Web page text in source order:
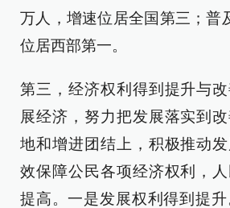
万人，增速位居全国第三；普
位居西部第一。
第三，经济权利得到提升与
展经济，努力把发展落实到
地和增进团结上，积极推动
效保障公民各项经济权利，
提高。一是发展权利得到提升